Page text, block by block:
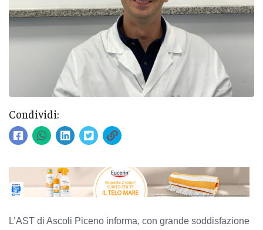
Condividi:
L’AST di Ascoli Piceno informa, con grande soddisfazione